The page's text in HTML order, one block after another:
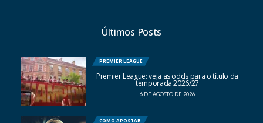
Últimos Posts
PREMIER LEAGUE
Premier League: veja as odds para o título da
temporada 2026/27
6 DE AGOSTO DE 2026
COMO APOSTAR